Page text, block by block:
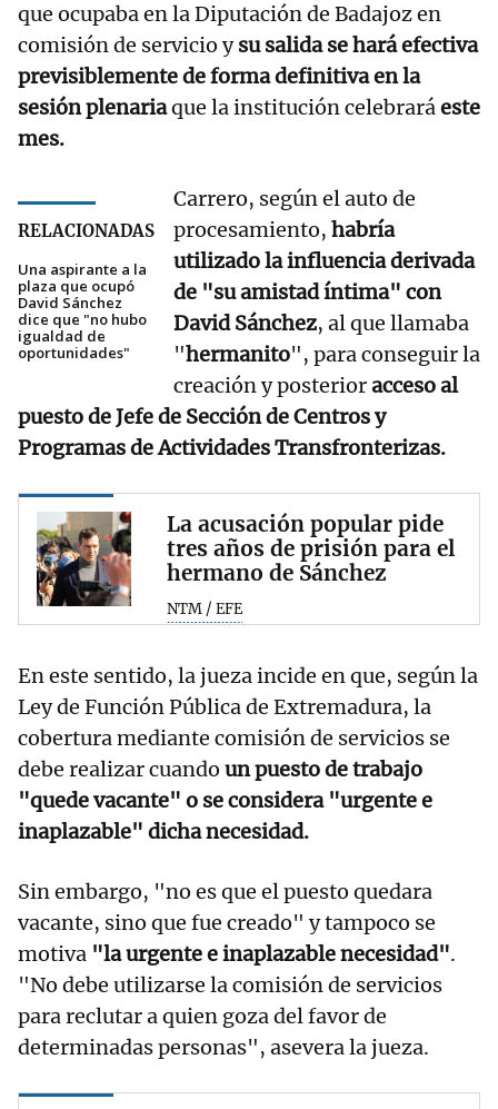
que ocupaba en la Diputación de Badajoz en
comisión de servicio ysu salida se hará efectiva
previsiblemente de forma definitiva en la
sesión plenariaque la institución celebraráeste
mes.
RELACIONADAS
Una aspirante a la
plaza que ocupó
David Sánchez
dice que "no hubo
igualdad de
oportunidades"
Carrero, según el auto de
procesamiento, habría
utilizado la influencia derivada
de "su amistad íntima" con
David Sánchez, al que llamaba
"hermanito", para conseguir la
creación y posterioracceso al
puesto de Jefe de Sección de Centros y
Programas de Actividades Transfronterizas.
La acusación popular pide
tres años de prisión para el
hermano de Sánchez
NTM / EFE
En este sentido, la jueza incide en que, según la
Ley de Función Pública de Extremadura, la
cobertura mediante comisión de servicios se
debe realizar cuando un puesto de trabajo
"quede vacante" o se considera "urgente e
inaplazable" dicha necesidad.
Sin embargo, "no es que el puesto quedara
vacante, sino que fue creado" y tampoco se
motiva "la urgente e inaplazable necesidad".
"No debe utilizarse la comisión de servicios
para reclutar a quien goza del favor de
determinadas personas", asevera la jueza.